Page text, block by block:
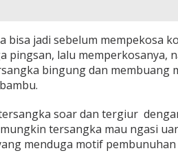
bisa jadi sebelum mempekosa
pingsan, lalu memperkosanya,
bingung dan membuang
soar dan tergiur
tersangka mau ngasi
menduga motif pembunuhan